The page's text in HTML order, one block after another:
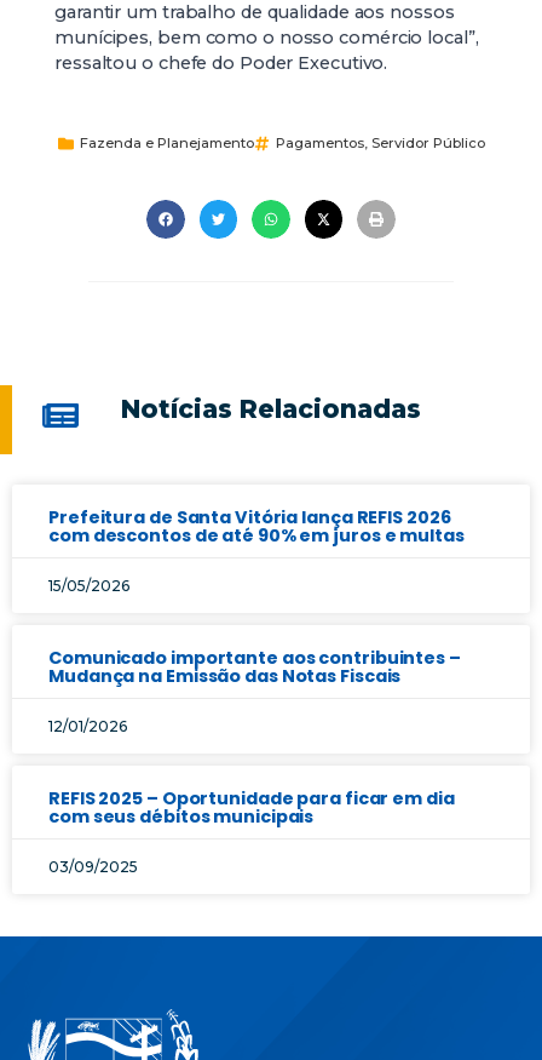
garantir um trabalho de qualidade aos nossos
munícipes, bem como o nosso comércio local”,
ressaltou o chefe do Poder Executivo.
Fazenda e Planejamento Pagamentos, Servidor Público
Notícias Relacionadas
Prefeitura de Santa Vitória lança REFIS 2026
com descontos de até 90% em juros e multas
15/05/2026
Comunicado importante aos contribuintes –
Mudança na Emissão das Notas Fiscais
12/01/2026
REFIS 2025 – Oportunidade para ficar em dia
com seus débitos municipais
03/09/2025